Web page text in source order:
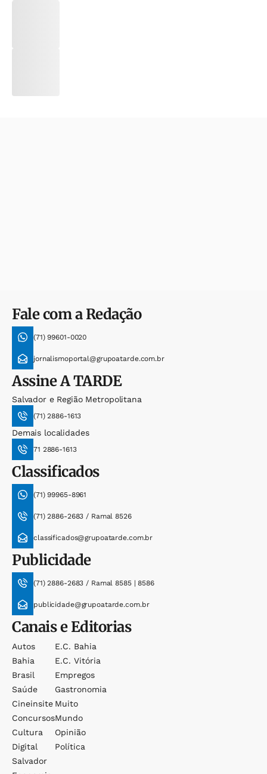
Fale com a Redação
(71) 99601-0020
jornalismoportal@grupoatarde.com.br
AssineA TARDE
Salvador e Região Metropolitana
(71) 2886-1613
Demais localidades
71 2886-1613
Classificados
(71) 99965-8961
(71) 2886-2683 / Ramal 8526
classificados@grupoatarde.com.br
Publicidade
(71) 2886-2683 / Ramal 8585 | 8586
publicidade@grupoatarde.com.br
Canais e Editorias
Autos
Bahia
Brasil
Saúde
Cineinsite
Concursos
Cultura
Digital
Salvador
E.c. Bahia
E.c. Vitória
Empregos
Gastronomia
Muito
Mundo
Opinião
Política